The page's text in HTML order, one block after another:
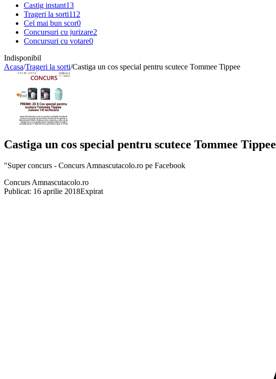
Castig instant13
Trageri la sorti112
Cel mai bun scor0
Concursuri cu jurizare2
Concursuri cu votare0
Indisponibil
Acasa/Trageri la sorti/Castiga un cos special pentru scutece Tommee Tippee
Castiga un cos special pentru scutece Tommee Tippee
"Super concurs - Concurs Amnascutacolo.ro pe Facebook
Concurs Amnascutacolo.ro
Publicat: 16 aprilie 2018Expirat